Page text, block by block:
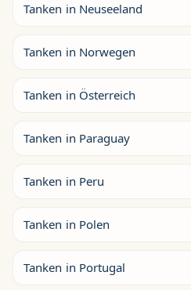
Tanken in Neuseeland
Tanken in Norwegen
Tanken in Österreich
Tanken in Paraguay
Tanken in Peru
Tanken in Polen
Tanken in Portugal